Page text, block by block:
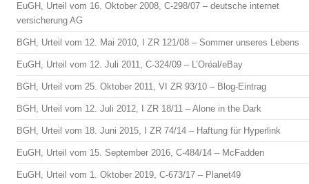
EuGH, Urteil vom 16. Oktober 2008, C-298/07 – deutsche internet
versicherung AG
BGH, Urteil vom 12. Mai 2010, I ZR 121/08 – Sommer unseres Lebens
EuGH, Urteil vom 12. Juli 2011, C-324/09 – L’Oréal/eBay
BGH, Urteil vom 25. Oktober 2011, VI ZR 93/10 – Blog-Eintrag
BGH, Urteil vom 12. Juli 2012, I ZR 18/11 – Alone in the Dark
BGH, Urteil vom 18. Juni 2015, I ZR 74/14 – Haftung für Hyperlink
EuGH, Urteil vom 15. September 2016, C-484/14 – McFadden
EuGH, Urteil vom 1. Oktober 2019, C-673/17 – Planet49